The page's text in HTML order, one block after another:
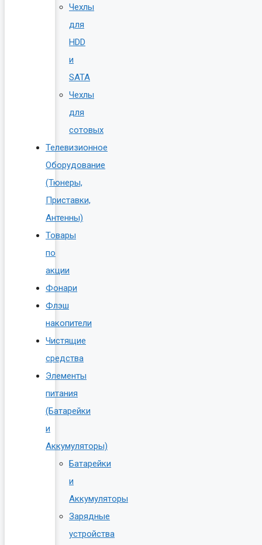
Чехлы
для
HDD
и
SATA
Чехлы
для
сотовых
Телевизионное
Оборудование
(Тюнеры,
Приставки,
Антенны)
Товары
по
акции
Фонари
Флэш
накопители
Чистящие
средства
Элементы
питания
(Батарейки
и
Аккумуляторы)
Батарейки
и
Аккумуляторы
Зарядные
устройства